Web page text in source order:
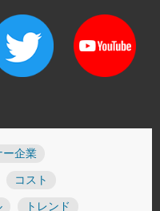
ー企業
コスト
トレンド